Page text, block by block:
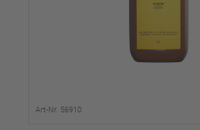
Art-Nr. 56910